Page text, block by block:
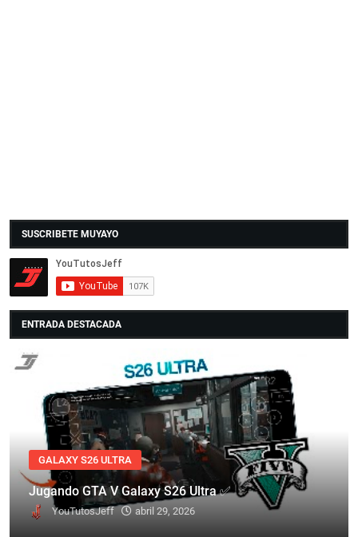
SUSCRIBETE MUYAYO
ENTRADA DESTACADA
GALAXY S26 ULTRA
Jugando GTA V Galaxy S26 Ultra ✅
YouTutosJeff abril 29, 2026